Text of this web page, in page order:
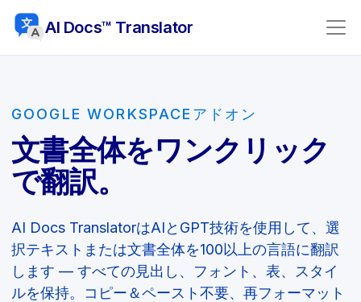
AI Docs™ Translator
GOOGLE WORKSPACEアドオン
文書全体をワンクリック
で翻訳。
AI Docs TranslatorはAIとGPT技術を使用して、選
択テキストまたは文書全体を100以上の言語に翻訳
します — すべての見出し、フォント、表、スタイ
ルを保持。コピー＆ペースト不要、再フォーマット